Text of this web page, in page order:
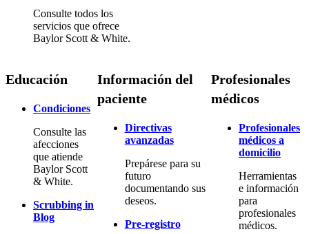
Consulte todos los
servicios que ofrece
Baylor Scott & White.
Educación
Condiciones
Consulte las
afecciones
que atiende
Baylor Scott
& White.
Scrubbing in
Blog
Información del
paciente
Directivas
avanzadas
Prepárese para su
futuro
documentando sus
deseos.
Pre-registro
Profesionales
médicos
Profesionales
médicos a
domicilio
Herramientas
e información
para
profesionales
médicos.